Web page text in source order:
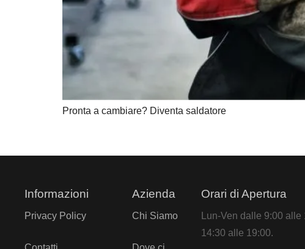
Pronta a cambiare? Diventa saldatore
Informazioni
Privacy Policy
Azienda
Chi Siamo
Orari di Apertura
Lun-Ven dalle 9:00
14:30 alle 19:00.